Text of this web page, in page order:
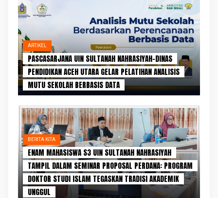
ARTIKEL
PASCASARJANA UIN SULTANAH NAHRASIYAH–DINAS
PENDIDIKAN ACEH UTARA GELAR PELATIHAN ANALISIS
MUTU SEKOLAH BERBASIS DATA
BERITA KITA
ENAM MAHASISWA S3 UIN SULTANAH NAHRASIYAH
TAMPIL DALAM SEMINAR PROPOSAL PERDANA: PROGRAM
DOKTOR STUDI ISLAM TEGASKAN TRADISI AKADEMIK
UNGGUL